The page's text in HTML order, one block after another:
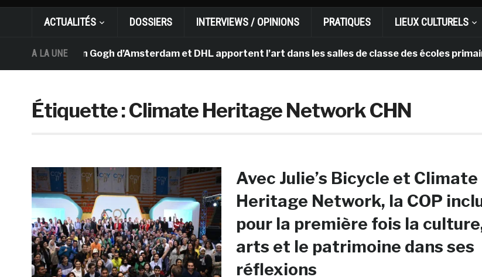
ACTUALITÉS DOSSIERS INTERVIEWS / OPINIONS PRATIQUES LIEUX CULTURELS
A LA UNE
musée Van Gogh d’Amsterdam et DHL apportent l’art dans les salles de classe des écoles primaires
Étiquette :Climate Heritage Network CHN
Avec Julie’s Bicycle et Climate
Heritage Network, la COP
pour la première fois la
arts et le patrimoine dans ses
réflexions